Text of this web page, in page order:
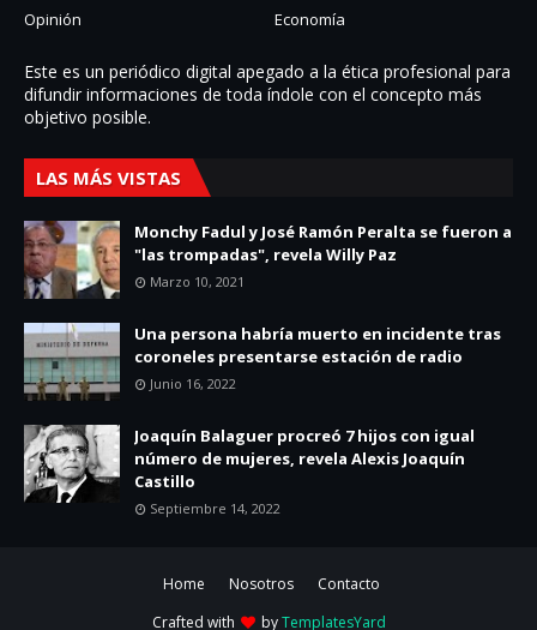
Opinión
Economía
Este es un periódico digital apegado a la ética profesional para
difundir informaciones de toda í­ndole con el concepto más
objetivo posible.
LAS MÁS VISTAS
Monchy Fadul y José Ramón Peralta se fueron a
"las trompadas", revela Willy Paz
Marzo 10, 2021
Una persona habría muerto en incidente tras
coroneles presentarse estación de radio
Junio 16, 2022
Joaquín Balaguer procreó 7 hijos con igual
número de mujeres, revela Alexis Joaquín
Castillo
Septiembre 14, 2022
Home Nosotros
Contacto
Crafted with
byTemplatesYard